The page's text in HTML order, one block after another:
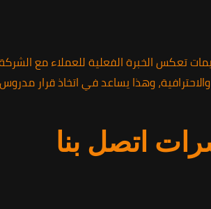
تعكس الخبرة الفعلية للعملاء مع
وهذا يساعد في اتخاذ قرار
اتصل بنا